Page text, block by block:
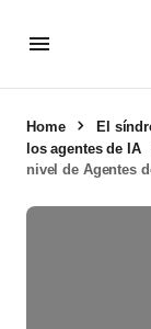
Home
El
los agentes de IA
nivel de Agentes